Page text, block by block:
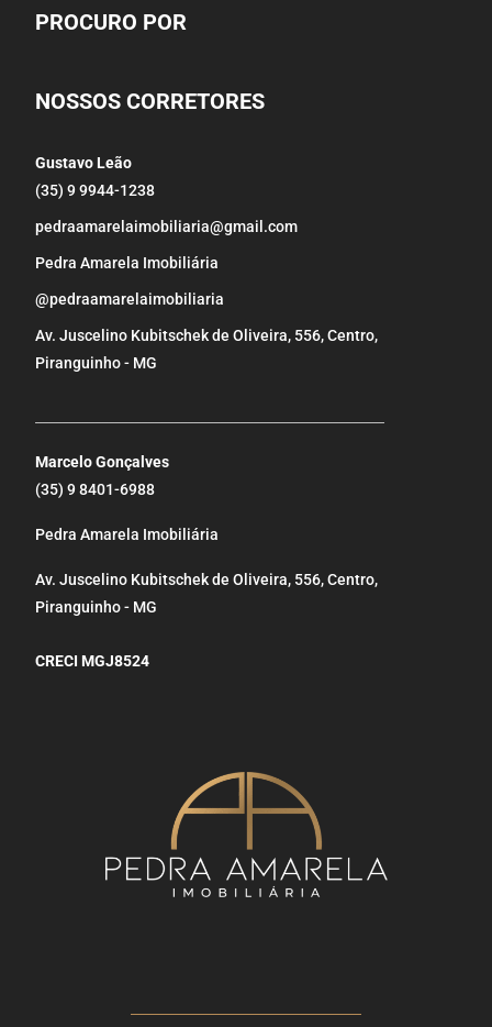
PROCURO POR
NOSSOS CORRETORES
Gustavo Leão
(35) 9 9944-1238
pedraamarelaimobiliaria@gmail.com
Pedra Amarela Imobiliária
@pedraamarelaimobiliaria
Av. Juscelino Kubitschek de Oliveira, 556, Centro,
Piranguinho - MG
Marcelo Gonçalves
(35) 9 8401-6988
Pedra Amarela Imobiliária
Av. Juscelino Kubitschek de Oliveira, 556, Centro,
Piranguinho - MG
CRECI MGJ8524